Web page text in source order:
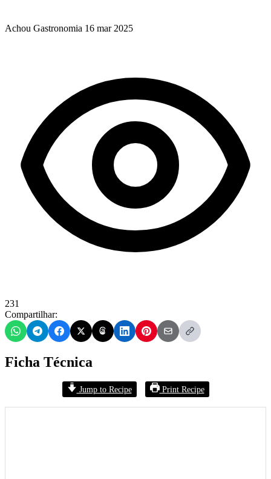
Achou Gastronomia 16 mar 2025
231
Compartilhar:
Ficha Técnica
Jump to Recipe Print Recipe